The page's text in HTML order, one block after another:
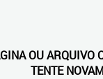
OU ARQUIVO
TENTE